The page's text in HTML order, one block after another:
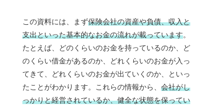
この資料には、まず保険会社の資産や負債、収入と
支出といった基本的なお金の流れが載っています。
たとえば、どのくらいのお金を持っているのか、ど
のくらい借金があるのか、どれくらいのお金が入っ
てきて、どれくらいのお金が出ていくのか、といっ
たことがわかります。これらの情報から、 会社がし
っかりと経営されているか、健全な状態を保ってい